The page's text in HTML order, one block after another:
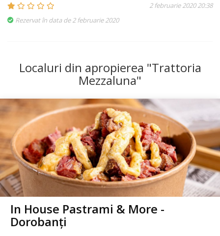
2 februarie 2020 20:38
Rezervat în data de 2 februarie 2020
Localuri din apropierea "Trattoria
Mezzaluna"
In House Pastrami & More -
Dorobanți